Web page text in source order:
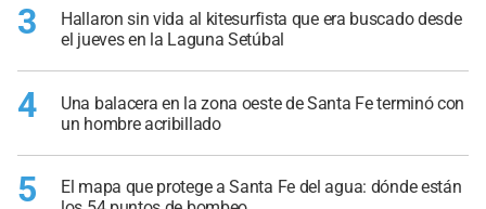
3
Hallaron sin vida al kitesurfista que era buscado desde
el jueves en la Laguna Setúbal
4
Una balacera en la zona oeste de Santa Fe terminó con
un hombre acribillado
5
El mapa que protege a Santa Fe del agua: dónde están